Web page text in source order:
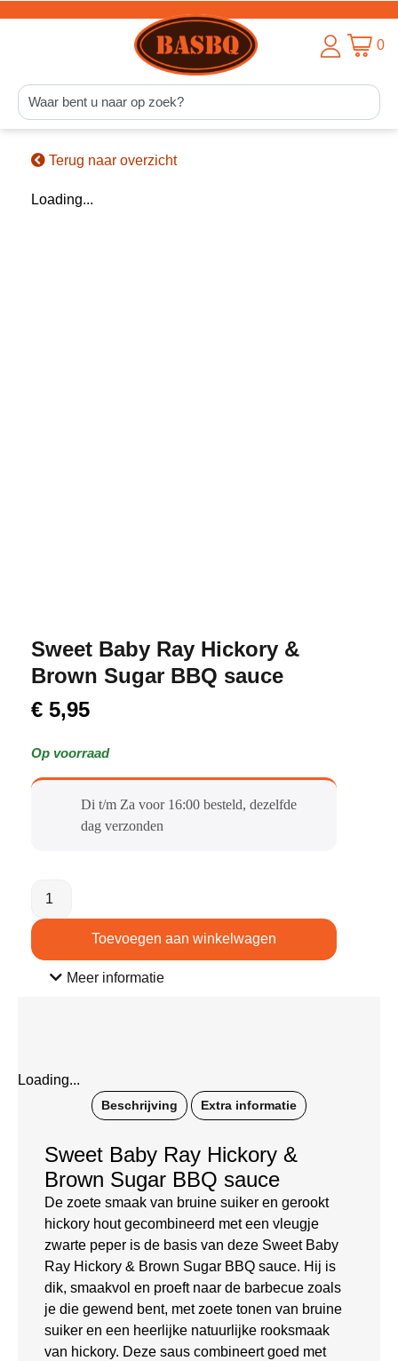
0
Terug naar overzicht
Loading...
Sweet Baby Ray Hickory &
Brown Sugar BBQ sauce
€ 5,95
Op voorraad
Di t/m Za voor 16:00 besteld, dezelfde
dag verzonden​
Toevoegen aan winkelwagen
Meer informatie
Loading...
Beschrijving Extra informatie
Sweet Baby Ray Hickory &
Brown Sugar BBQ sauce
De zoete smaak van bruine suiker en gerookt
hickory hout gecombineerd met een vleugje
zwarte peper is de basis van deze Sweet Baby
Ray Hickory & Brown Sugar BBQ sauce. Hij is
dik, smaakvol en proeft naar de barbecue zoals
je die gewend bent, met zoete tonen van bruine
suiker en een heerlijke natuurlijke rooksmaak
van hickory. Deze saus combineert goed met